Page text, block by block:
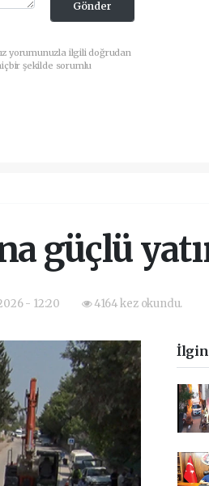
Gönder
yorumunuzla ilgili doğrudan
şekilde sorumlu
güçlü
- 12:20 4164 kez okundu.